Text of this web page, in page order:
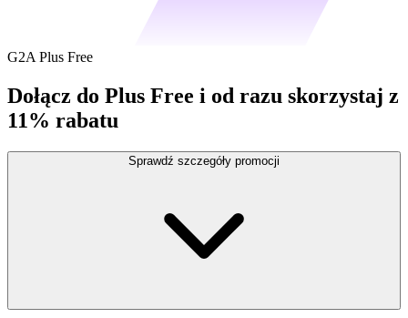
G2A Plus Free
Dołącz do Plus Free i od razu skorzystaj z
11% rabatu
Sprawdź szczegóły promocji